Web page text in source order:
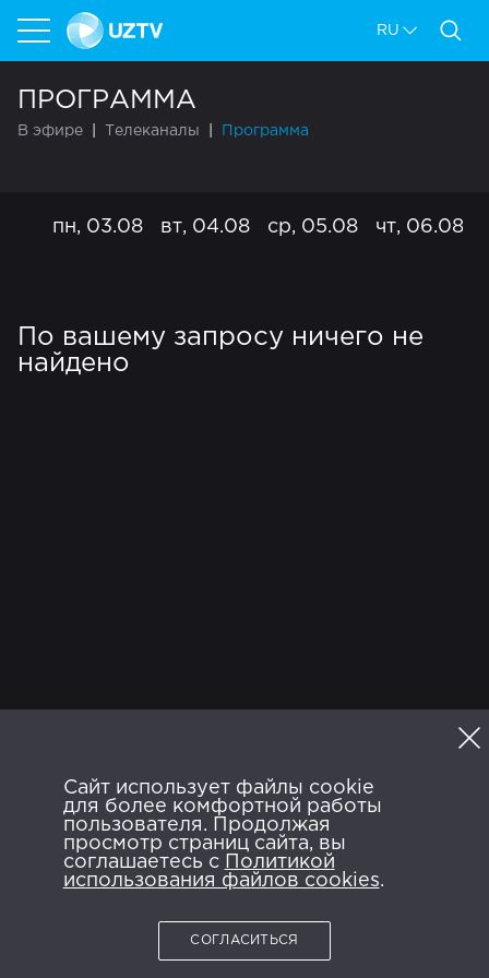
Сайт использует файлы cookie
для более комфортной работы
пользователя. Продолжая
просмотр страниц сайта, вы
соглашаетесь с
Политикой
использования файлов cookies.
СОГЛАСИТЬСЯ
RU
ПРОГРАММА
В эфире Телеканалы Программа
пн, 03.08 вт, 04.08 ср, 05.08 чт, 06.08
По вашему запросу ничего не
найдено
Программа
Политика конфиденциальности
Пользовательское соглашение
Google Play
AVAILABLE ON
App Store